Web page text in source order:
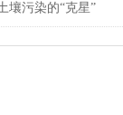
壤污染的“克星”